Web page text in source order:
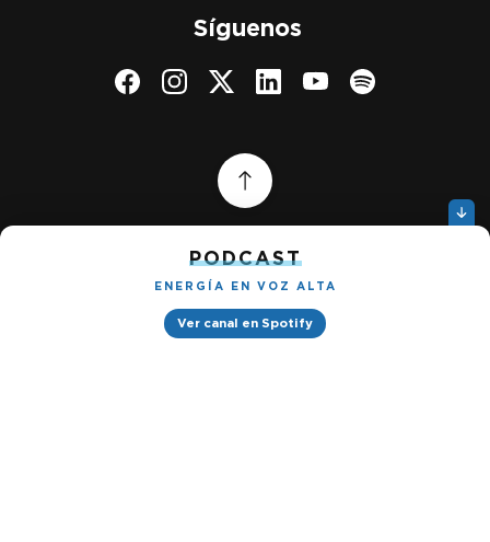
PODCAST
ENERGÍA EN VOZ ALTA
Ver canal en Spotify
Síguenos
Política de privacidad
Gestionar cookies